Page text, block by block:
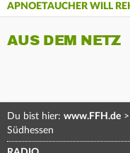
APNOETAUCHER WILL
AUS DEM NETZ
Du bist hier: www.FFH.de
Südhessen